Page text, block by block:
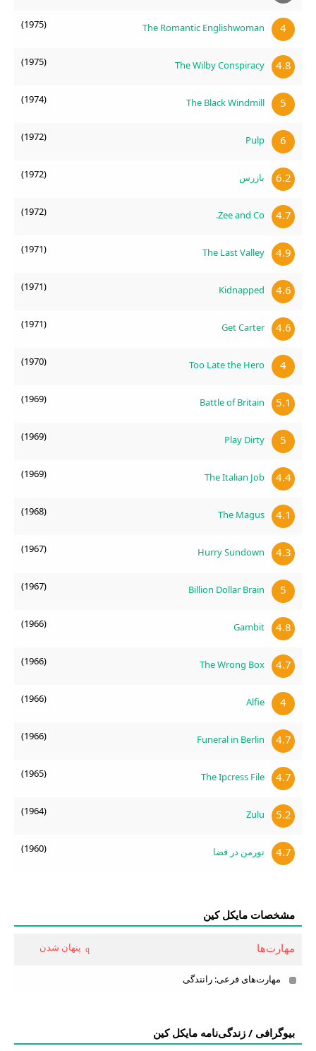
4
The Romantic Englishwoman
(1975)
4.8
The Wilby Conspiracy
(1975)
5
The Black Windmill
(1974)
6
Pulp
(1972)
6.2 بازرس (1972)
4.7
Zee and Co.
(1972)
4.9
The Last Valley
(1971)
4.6
Kidnapped
(1971)
4.6
Get Carter
(1971)
4
Too Late the Hero
(1970)
5.1
Battle of Britain
(1969)
5
Play Dirty
(1969)
4.4
The Italian Job
(1969)
4.1
The Magus
(1968)
4.3
Hurry Sundown
(1967)
5
Billion Dollar Brain
(1967)
4.8
Gambit
(1966)
4.7
The Wrong Box
(1966)
4
Alfie
(1966)
4.7
Funeral in Berlin
(1966)
4.7
The Ipcress File
(1965)
5.2
Zulu
(1964)
4.7 نورمن در فضا (1960)
مشخصات مایکل کین
مهارت‌ها پنهان شدن
مهارت‌های فرعی: رانندگی
بیوگرافی / زندگی‌نامه مایکل کین